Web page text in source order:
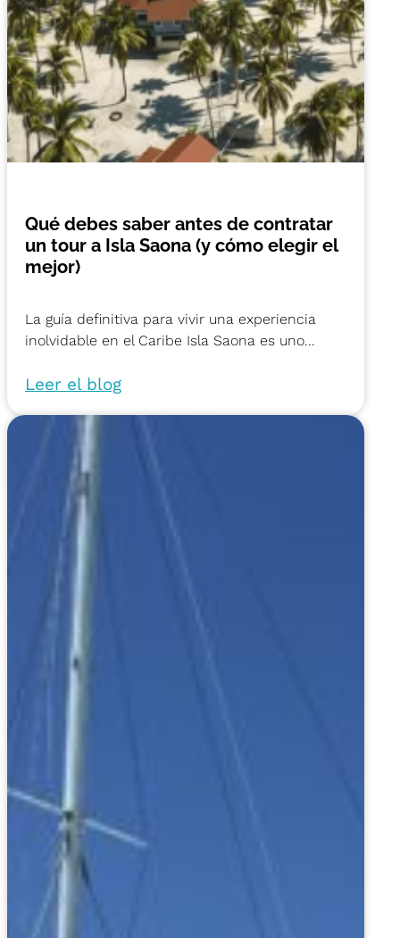
Qué debes saber antes de contratar
un tour a Isla Saona (y cómo elegir el
mejor)
La guía definitiva para vivir una experiencia
inolvidable en el Caribe Isla Saona es uno...
Leer el blog